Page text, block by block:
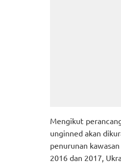
Mengikut
unginned akan
penurunan
2016 dan 2017,